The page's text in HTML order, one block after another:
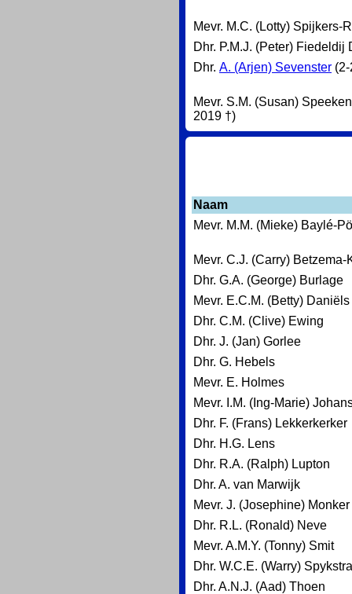
Mevr. M.C. (Lotty) Spijkers-
Dhr. P.M.J. (Peter) Fiedeldij
Dhr. A. (Arjen) Sevenster
Mevr. S.M. (Susan)
2019 †)
Naam
Mevr. M.M. (Mieke) Baylé-
Mevr. C.J. (Carry) Betzema-
Dhr. G.A. (George) Burlage
Mevr. E.C.M. (Betty) Daniëls
Dhr. C.M. (Clive) Ewing
Dhr. J. (Jan) Gorlee
Dhr. G. Hebels
Mevr. E. Holmes
Mevr. I.M. (Ing-Marie)
Dhr. F. (Frans) Lekkerkerker
Dhr. H.G. Lens
Dhr. R.A. (Ralph) Lupton
Dhr. A. van Marwijk
Mevr. J. (Josephine) Monker
Dhr. R.L. (Ronald) Neve
Mevr. A.M.Y. (Tonny) Smit
Dhr. W.C.E. (Warry) Spykstra
Dhr. A.N.J. (Aad) Thoen